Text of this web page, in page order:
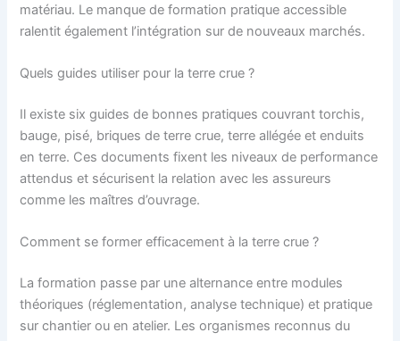
matériau. Le manque de formation pratique accessible
ralentit également l’intégration sur de nouveaux marchés.
Quels guides utiliser pour la terre crue ?
Il existe six guides de bonnes pratiques couvrant torchis,
bauge, pisé, briques de terre crue, terre allégée et enduits
en terre. Ces documents fixent les niveaux de performance
attendus et sécurisent la relation avec les assureurs
comme les maîtres d’ouvrage.
Comment se former efficacement à la terre crue ?
La formation passe par une alternance entre modules
théoriques (réglementation, analyse technique) et pratique
sur chantier ou en atelier. Les organismes reconnus du